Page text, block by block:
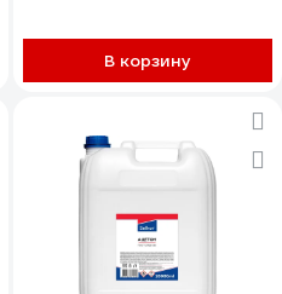
В корзину